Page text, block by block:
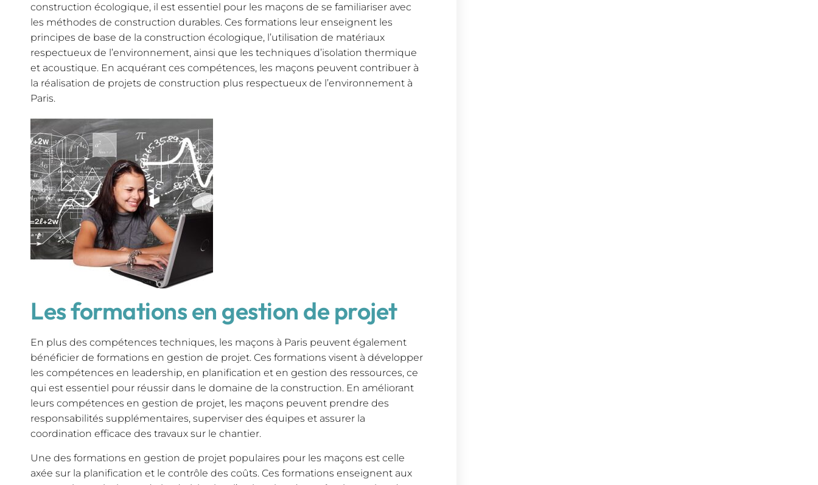
construction écologique, il est essentiel pour les maçons de se familiariser avec
les méthodes de construction durables. Ces formations leur enseignent les
principes de base de la construction écologique, l’utilisation de matériaux
respectueux de l’environnement, ainsi que les techniques d’isolation thermique
et acoustique. En acquérant ces compétences, les maçons peuvent contribuer à
la réalisation de projets de construction plus respectueux de l’environnement à
Paris.
Les formations en gestion de projet
En plus des compétences techniques, les maçons à Paris peuvent également
bénéficier de formations en gestion de projet. Ces formations visent à développer
les compétences en leadership, en planification et en gestion des ressources, ce
qui est essentiel pour réussir dans le domaine de la construction. En améliorant
leurs compétences en gestion de projet, les maçons peuvent prendre des
responsabilités supplémentaires, superviser des équipes et assurer la
coordination efficace des travaux sur le chantier.
Une des formations en gestion de projet populaires pour les maçons est celle
axée sur la planification et le contrôle des coûts. Ces formations enseignent aux